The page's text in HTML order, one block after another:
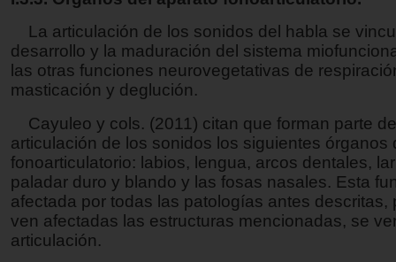
La articulación de los sonidos del habla se
desarrollo y la maduración del sistema
las otras funciones neurovegetativas de
masticación y deglución.
Cayuleo y cols. (2011) citan que forman parte
articulación de los sonidos los siguientes órganos
fonoarticulatorio: labios, lengua, arcos dentales,
paladar duro y blando y las fosas nasales. Esta
afectada por todas las patologías antes descritas,
ven afectadas las estructuras mencionadas, se
articulación.